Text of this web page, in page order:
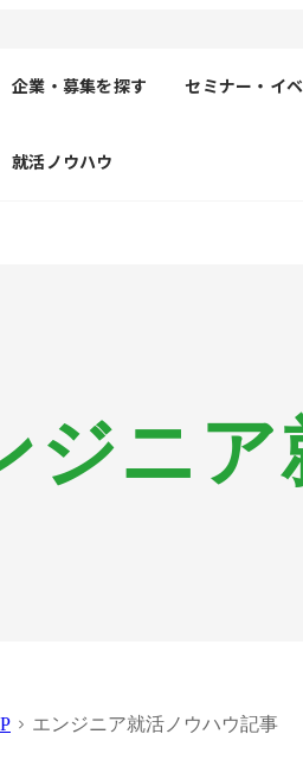
企業・募集を探す セミナー・イ
就活ノウハウ
ジニ
エンジニア就活ノウハウ記事